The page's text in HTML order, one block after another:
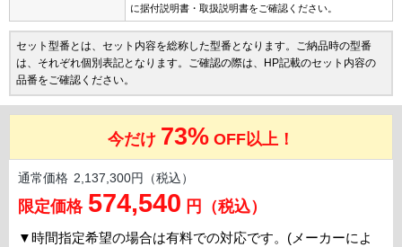
に据付説明書・取扱説明書をご確認ください。
セット型番とは、セット内容を総称した型番となります。ご納品時の型番
は、それぞれ個別表記となります。ご確認の際は、HP記載のセット内容の
品番をご確認ください。
今だけ 73% OFF以上！
通常価格 2,137,300円（税込）
限定価格 574,540 円（税込）
▼時間指定希望の場合は有料での対応です。(メーカーによ